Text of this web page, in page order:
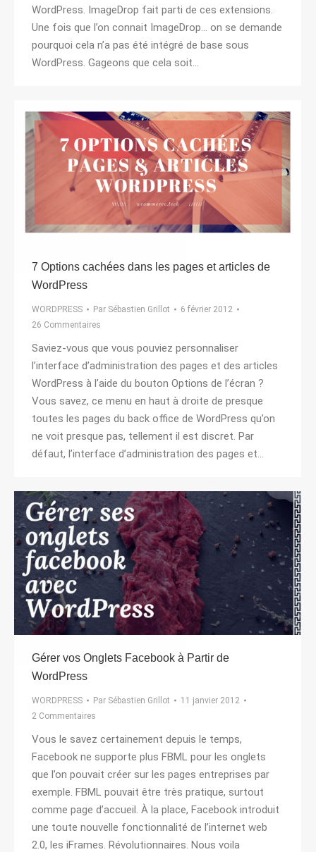
WordPress. ImageDrop fait parti de ces extensions.
Une fois que l’on connait ImageDrop… on se demande
pourquoi cela n’a pas été intégré de base sous
WordPress. Gageons que cela soit…
7 Options cachées dans les pages et articles de
WordPress
WORDPRESS Par Sébastien Grillot
6 février 2012
26 Commentaires
Saviez-vous que vous pouviez personnaliser
l’interface d’administration des pages et des articles
WordPress à l’aide du bouton Options de l’écran ?
Vous savez, ce menu en haut à droite de presque
toutes les pages du back office de WordPress qu’on
ne voit presque pas, tellement il est discret. Par
défaut, l’interface d’administration des pages et…
Gérer vos Onglets Facebook à Partir de
WordPress
WORDPRESS Par Sébastien Grillot
11 janvier 2012
2 Commentaires
Vous le savez certainement depuis le temps,
Facebook ne supporte plus FBML pour les onglets
que l’on pouvait créer sur les pages entreprises par
exemple. FBML pouvait être très pratique, surtout
comme page d’accueil. À la place, Facebook introduit
une toute nouvelle fonctionnalité de l’internet web
2.0, les iFrames. Révolutionnaires. Nous voila